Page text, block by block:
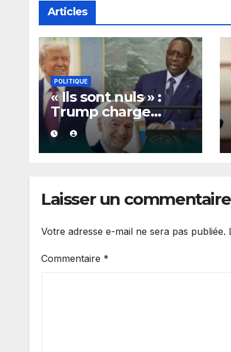
Articles
POLITIQUE
« Ils sont nuls » :
Trump charge
Macky Sall et Cie,
les dessous de son
lobbying pro-
Laisser un commentaire
Votre adresse e-mail ne sera pas publiée.
Commentaire *